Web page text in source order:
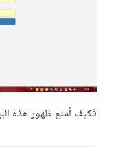
فكيف أمنع ظهور هذه